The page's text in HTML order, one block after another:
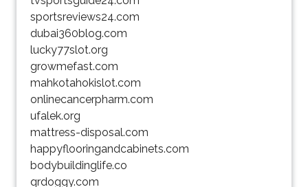
sportsreviews24.com
dubai360blog.com
lucky77slot.org
growmefast.com
mahkotahokislot.com
onlinecancerpharm.com
ufalek.org
mattress-disposal.com
happyflooringandcabinets.com
bodybuildinglife.co
qrdoggy.com